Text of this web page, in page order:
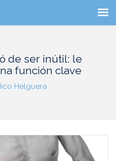
de ser inútil: le
función clave
Helguera